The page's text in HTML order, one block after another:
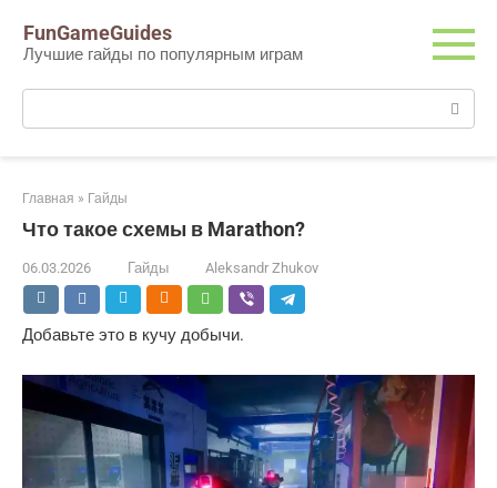
контенту
FunGameGuides
Лучшие гайды по популярным играм
Поиск:
Главная » Гайды
Что такое схемы в Marathon?
06.03.2026 Гайды Aleksandr Zhukov
Добавьте это в кучу добычи.